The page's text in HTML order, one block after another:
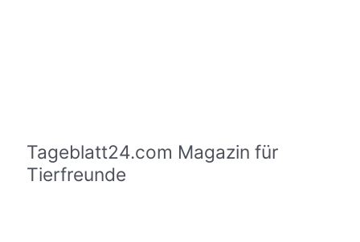
Tageblatt24.com Magazin für
Tierfreunde